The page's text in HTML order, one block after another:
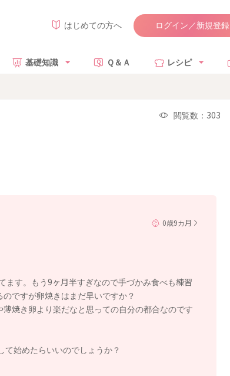
はじめての方へ ログイン／新規登録
基礎知識 Ｑ＆Ａ レシピ
閲覧数：303
0歳9カ月
ます。もう9ヶ月半すぎなので手づかみ食べも練習
ですが卵焼きはまだ早いですか？
焼き卵より楽だなと思っての自分の都合なのです
て始めたらいいのでしょうか？